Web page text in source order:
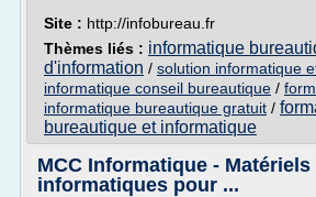
Site : http://infobureau.fr
Thèmes liés : informatique
d'information / solution informatique
informatique conseil bureautique /
informatique bureautique gratuit /
bureautique et informatique
MCC Informatique -
informatiques pour ...